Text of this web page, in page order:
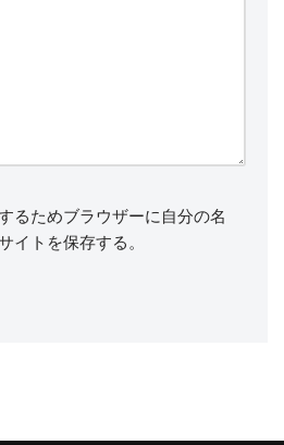
るためブラウザーに自分の名
イトを保存する。